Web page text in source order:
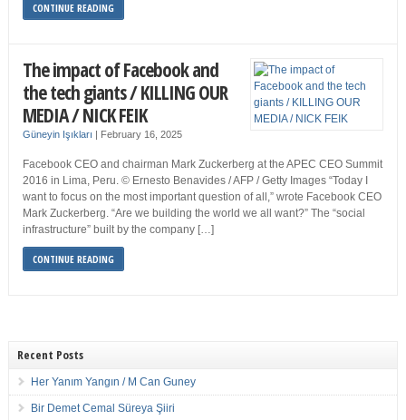
CONTINUE READING
The impact of Facebook and
the tech giants / KILLING OUR
MEDIA / NICK FEIK
Güneyin Işıkları | February 16, 2025
Facebook CEO and chairman Mark Zuckerberg at the APEC CEO Summit
2016 in Lima, Peru. © Ernesto Benavides / AFP / Getty Images “Today I
want to focus on the most important question of all,” wrote Facebook CEO
Mark Zuckerberg. “Are we building the world we all want?” The “social
infrastructure” built by the company […]
CONTINUE READING
Recent Posts
Her Yanım Yangın / M Can Guney
Bir Demet Cemal Süreya Şiiri